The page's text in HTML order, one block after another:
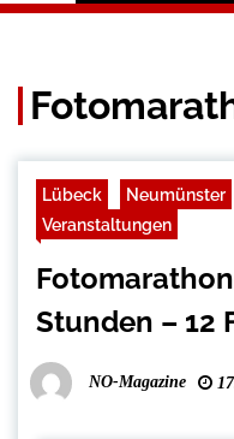
Lübeck Neumünster
Veranstaltungen
Stunden – 12
NO-Magazine